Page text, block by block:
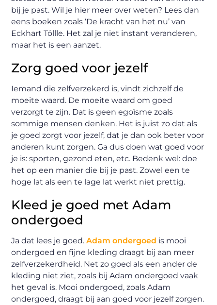
bij je past. Wil je hier meer over weten? Lees dan
eens boeken zoals ‘De kracht van het nu’ van
Eckhart Töllle. Het zal je niet instant veranderen,
maar het is een aanzet.
Zorg goed voor jezelf
Iemand die zelfverzekerd is, vindt zichzelf de
moeite waard. De moeite waard om goed
verzorgt te zijn. Dat is geen egoïsme zoals
sommige mensen denken. Het is juist zo dat als
je goed zorgt voor jezelf, dat je dan ook beter voor
anderen kunt zorgen. Ga dus doen wat goed voor
je is: sporten, gezond eten, etc. Bedenk wel: doe
het op een manier die bij je past. Zowel een te
hoge lat als een te lage lat werkt niet prettig.
Kleed je goed met Adam
ondergoed
Ja dat lees je goed.Adam ondergoed is mooi
ondergoed en fijne kleding draagt bij aan meer
zelfverzekerdheid. Net zo goed als een ander de
kleding niet ziet, zoals bij Adam ondergoed vaak
het geval is. Mooi ondergoed, zoals Adam
ondergoed, draagt bij aan goed voor jezelf zorgen.